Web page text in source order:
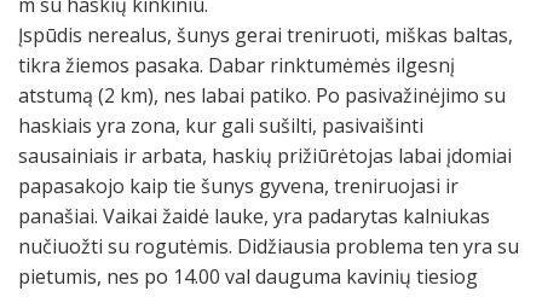
m su haskių kinkiniu.
Įspūdis nerealus, šunys gerai treniruoti, miškas baltas,
tikra žiemos pasaka. Dabar rinktumėmės ilgesnį
atstumą (2 km), nes labai patiko. Po pasivažinėjimo su
haskiais yra zona, kur gali sušilti, pasivaišinti
sausainiais ir arbata, haskių prižiūrėtojas labai įdomiai
papasakojo kaip tie šunys gyvena, treniruojasi ir
panašiai. Vaikai žaidė lauke, yra padarytas kalniukas
nučiuožti su rogutėmis. Didžiausia problema ten yra su
pietumis, nes po 14.00 val dauguma kavinių tiesiog